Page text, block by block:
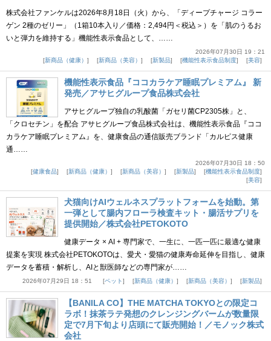
株式会社ファンケルは2026年8月18日（火）から、「ディープチャージ コラー
ゲン 2種のゼリー」（1箱10本入り／価格：2,494円＜税込＞）を「肌のうるお
いと弾力を維持する」機能性表示食品として、……
2026年07月30日 19：21
新商品（健康）
新商品（美容） 新製品 機能性表示食品制度 美容
機能性表示食品『ココカラケア睡眠プレミアム』 新
発売／アサヒグループ食品株式会社
アサヒグループ独自の乳酸菌「ガセリ菌CP2305株」と、
「クロセチン」を配合 アサヒグループ食品株式会社は、機能性表示食品『ココ
カラケア睡眠プレミアム』を、健康食品の通信販売ブランド「カルピス健康
通……
2026年07月30日 18：50
健康食品
新商品（健康） 新商品（美容） 新製品
機能性表示食品制度
美容
犬猫向けAIウェルネスプラットフォームを始動。第
一弾として腸内フローラ検査キット・腸活サプリを
提供開始／株式会社PETOKOTO
健康データ × AI + 専門家で、一生に、一匹一匹に最適な健康
提案を実現 株式会社PETOKOTOは、愛犬・愛猫の健康寿命延伸を目指し、健康
データを蓄積・解析し、AIと獣医師などの専門家が……
2026年07月29日 18：51 ペット 新商品（健康） 新商品（美容） 新製品
【BANILA CO】THE MATCHA TOKYOとの限定コ
ラボ！抹茶ラテ発想のクレンジングバームが数量限
定で7月下旬より店頭にて販売開始！／モノック株式
会社